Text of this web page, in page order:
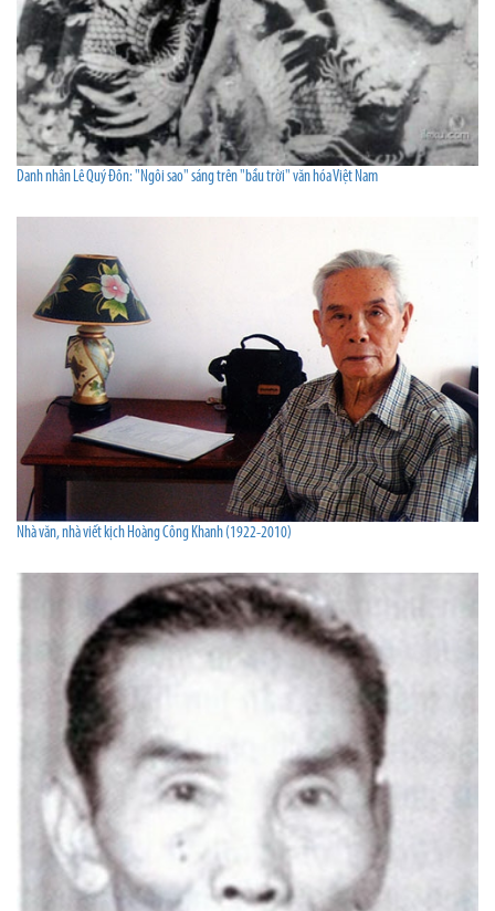
Danh nhân Lê Quý Đôn: "Ngôi sao" sáng trên "bầu trời" văn hóa Việt Nam
Nhà văn, nhà viết kịch Hoàng Công Khanh (1922-2010)